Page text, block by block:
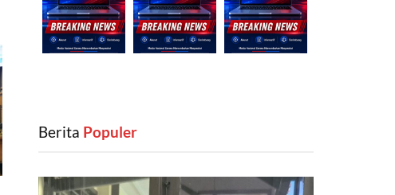
Berita ‎ Populer